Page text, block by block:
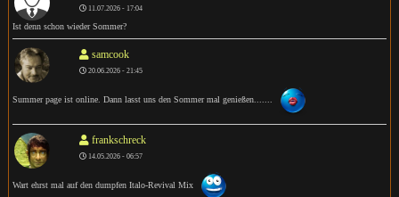
11.07.2026 - 17:04
Ist denn schon wieder Sommer?
samcook
20.06.2026 - 21:45
Summer page ist online. Dann lasst uns den Sommer mal genießen.......
frankschreck
14.05.2026 - 06:57
Wart ehrst mal auf den dumpfen Italo-Revival Mix